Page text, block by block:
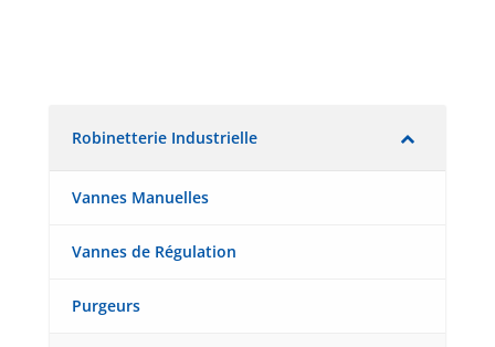
Robinetterie Industrielle
Vannes Manuelles
Vannes de Régulation
Purgeurs